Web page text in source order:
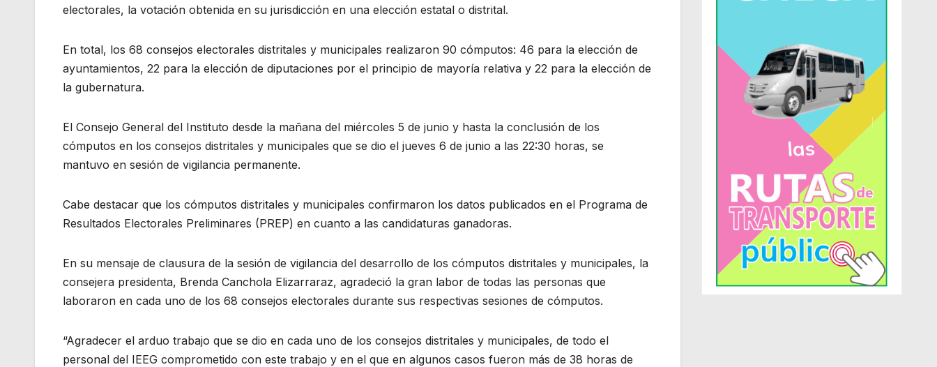
electorales, la votación obtenida en su jurisdicción en una elección estatal o distrital.
En total, los 68 consejos electorales distritales y municipales realizaron 90 cómputos: 46 para la elección de
ayuntamientos, 22 para la elección de diputaciones por el principio de mayoría relativa y 22 para la elección de
la gubernatura.
El Consejo General del Instituto desde la mañana del miércoles 5 de junio y hasta la conclusión de los
cómputos en los consejos distritales y municipales que se dio el jueves 6 de junio a las 22:30 horas, se
mantuvo en sesión de vigilancia permanente.
Cabe destacar que los cómputos distritales y municipales confirmaron los datos publicados en el Programa de
Resultados Electorales Preliminares (PREP) en cuanto a las candidaturas ganadoras.
En su mensaje de clausura de la sesión de vigilancia del desarrollo de los cómputos distritales y municipales, la
consejera presidenta, Brenda Canchola Elizarraraz, agradeció la gran labor de todas las personas que
laboraron en cada uno de los 68 consejos electorales durante sus respectivas sesiones de cómputos.
“Agradecer el arduo trabajo que se dio en cada uno de los consejos distritales y municipales, de todo el
personal del IEEG comprometido con este trabajo y en el que en algunos casos fueron más de 38 horas de